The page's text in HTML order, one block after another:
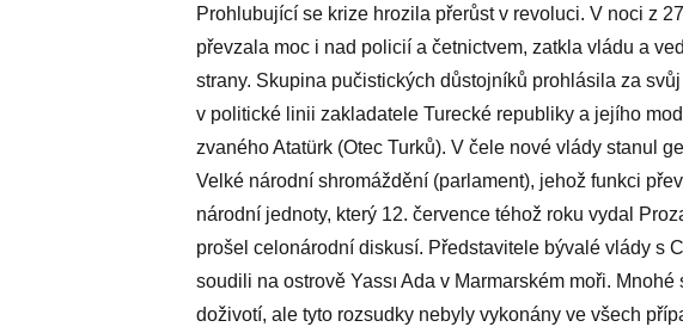
Prohlubující se krize hrozila přerůst v revoluci. V noci z
převzala moc i nad policií a četnictvem, zatkla vládu a
strany. Skupina pučistických důstojníků prohlásila za
v politické linii zakladatele Turecké republiky a jejího
zvaného Atatürk (Otec Turků). V čele nové vlády stanul
Velké národní shromáždění (parlament), jehož funkci
národní jednoty, který 12. července téhož roku vydal
prošel celonárodní diskusí. Představitele bývalé vlády s
soudili na ostrově Yassı Ada v Marmarském moři.
doživotí, ale tyto rozsudky nebyly vykonány ve všech